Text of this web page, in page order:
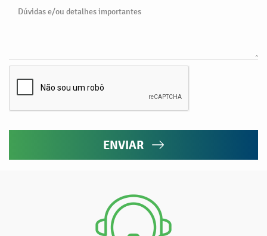
Dúvidas e/ou detalhes importantes
ENVIAR